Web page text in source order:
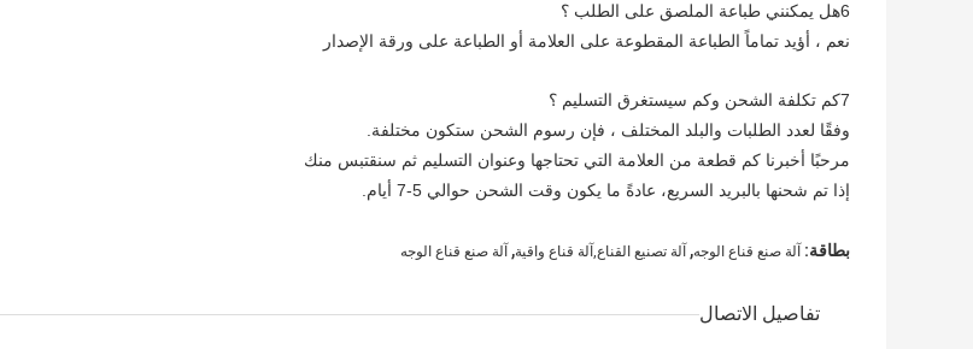
6هل يمكنني طباعة الملصق على الطلب ؟
نعم ، أؤيد تماماً الطباعة المقطوعة على العلامة أو الطباعة على ورقة الإصدار
7كم تكلفة الشحن وكم سيستغرق التسليم ؟
وفقًا لعدد الطلبات والبلد المختلف ، فإن رسوم الشحن ستكون مختلفة.
مرحبًا أخبرنا كم قطعة من العلامة التي تحتاجها وعنوان التسليم ثم سنقتبس منك
إذا تم شحنها بالبريد السريع، عادةً ما يكون وقت الشحن حوالي 5-7 أيام.
بطاقة: آلة صنع قناع الوجه, آلة تصنيع القناع,آلة قناع واقية, آلة صنع قناع الوجه
تفاصيل الاتصال